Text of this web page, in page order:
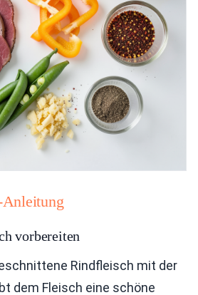
vorbereiten
Rindfleisch mit der
dem Fleisch eine schöne